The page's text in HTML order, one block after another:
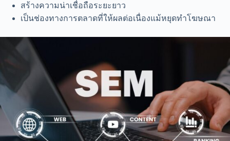
สร้างความน่าเชื่อถือระยะยาว
เป็นช่องทางการตลาดที่ให้ผลต่อเนื่องแม้หยุดทำโฆษณา